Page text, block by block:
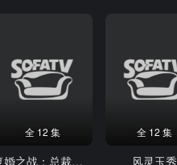
全 12 集
复婚之战：总裁追妻路漫漫动态漫画第3季
全 12 集
风灵玉秀